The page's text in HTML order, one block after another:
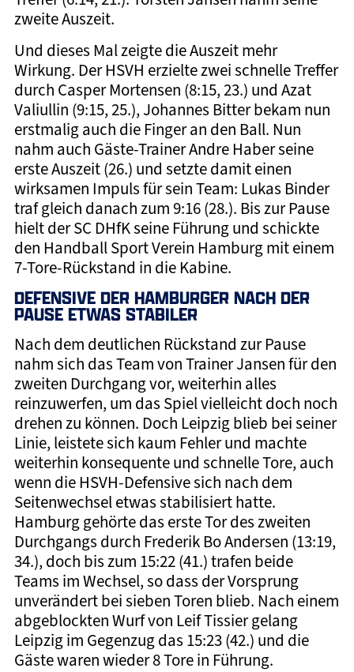
zweite Auszeit.
Und dieses Mal zeigte die Auszeit mehr
Wirkung. Der HSVH erzielte zwei schnelle Treffer
durch Casper Mortensen (8:15, 23.) und Azat
Valiullin (9:15, 25.), Johannes Bitter bekam nun
erstmalig auch die Finger an den Ball. Nun
nahm auch Gäste-Trainer Andre Haber seine
erste Auszeit (26.) und setzte damit einen
wirksamen Impuls für sein Team: Lukas Binder
traf gleich danach zum 9:16 (28.). Bis zur Pause
hielt der SC DHfK seine Führung und schickte
den Handball Sport Verein Hamburg mit einem
7-Tore-Rückstand in die Kabine.
DEFENSIVE DER HAMBURGER NACH DER
PAUSE ETWAS STABILER
Nach dem deutlichen Rückstand zur Pause
nahm sich das Team von Trainer Jansen für den
zweiten Durchgang vor, weiterhin alles
reinzuwerfen, um das Spiel vielleicht doch noch
drehen zu können. Doch Leipzig blieb bei seiner
Linie, leistete sich kaum Fehler und machte
weiterhin konsequente und schnelle Tore, auch
wenn die HSVH-Defensive sich nach dem
Seitenwechsel etwas stabilisiert hatte.
Hamburg gehörte das erste Tor des zweiten
Durchgangs durch Frederik Bo Andersen (13:19,
34.), doch bis zum 15:22 (41.) trafen beide
Teams im Wechsel, so dass der Vorsprung
unverändert bei sieben Toren blieb. Nach einem
abgeblockten Wurf von Leif Tissier gelang
Leipzig im Gegenzug das 15:23 (42.) und die
Gäste waren wieder 8 Tore in Führung.